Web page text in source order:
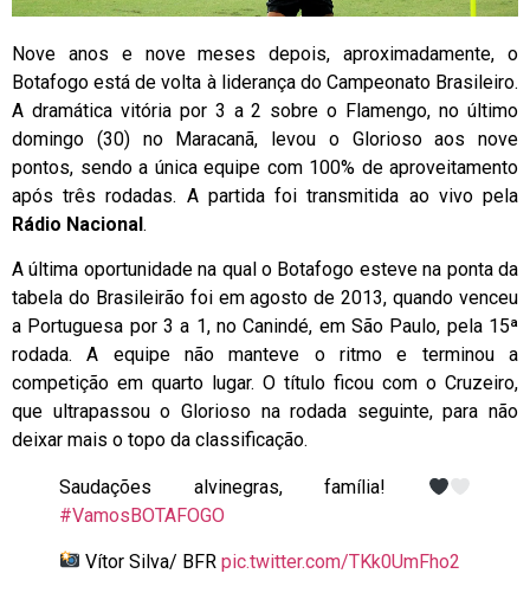
Nove anos e nove meses depois, aproximadamente, o
Botafogo está de volta à liderança do Campeonato Brasileiro.
A dramática vitória por 3 a 2 sobre o Flamengo, no último
domingo (30) no Maracanã, levou o Glorioso aos nove
pontos, sendo a única equipe com 100% de aproveitamento
após três rodadas. A partida foi transmitida ao vivo pela
Rádio Nacional.
A última oportunidade na qual o Botafogo esteve na ponta da
tabela do Brasileirão foi em agosto de 2013, quando venceu
a Portuguesa por 3 a 1, no Canindé, em São Paulo, pela 15ª
rodada. A equipe não manteve o ritmo e terminou a
competição em quarto lugar. O título ficou com o Cruzeiro,
que ultrapassou o Glorioso na rodada seguinte, para não
deixar mais o topo da classificação.
Saudações alvinegras, família!
#VamosBOTAFOGO
Vítor Silva/ BFRpic.twitter.com/TKk0UmFho2